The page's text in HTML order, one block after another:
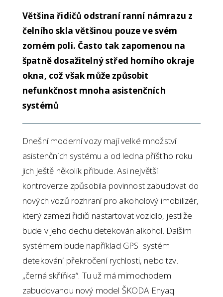
Většina řidičů odstraní ranní námrazu z
čelního skla většinou pouze ve svém
zorném poli. Často tak zapomenou na
špatně dosažitelný střed horního okraje
okna, což však může způsobit
nefunkčnost mnoha asistenčních
systémů
Dnešní moderní vozy mají velké množství
asistenčních systému a od ledna příštího roku
jich ještě několik přibude. Asi největší
kontroverze způsobila povinnost zabudovat do
nových vozů rozhraní pro alkoholový imobilizér,
který zamezí řidiči nastartovat vozidlo, jestliže
bude v jeho dechu detekován alkohol. Dalším
systémem bude například GPS systém
detekování překročení rychlosti, nebo tzv.
„černá skříňka“. Tu už má mimochodem
zabudovanou nový model ŠKODA Enyaq.